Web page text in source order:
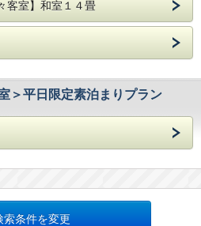
客室】和室１４畳
＞平日限定素泊まりプラン
索条件を変更